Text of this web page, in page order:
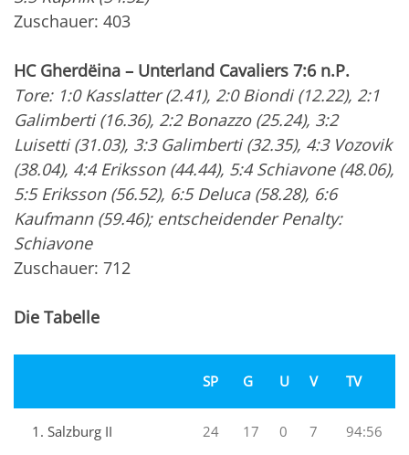
Zuschauer: 403
HC Gherdëina – Unterland Cavaliers 7:6 n.P.
Tore: 1:0 Kasslatter (2.41), 2:0 Biondi (12.22), 2:1
Galimberti (16.36), 2:2 Bonazzo (25.24), 3:2
Luisetti (31.03), 3:3 Galimberti (32.35), 4:3 Vozovik
(38.04), 4:4 Eriksson (44.44), 5:4 Schiavone (48.06),
5:5 Eriksson (56.52), 6:5 Deluca (58.28), 6:6
Kaufmann (59.46); entscheidender Penalty:
Schiavone
Zuschauer: 712
Die Tabelle
SP G U V TV
1. Salzburg II 24 17 0 7 94:56